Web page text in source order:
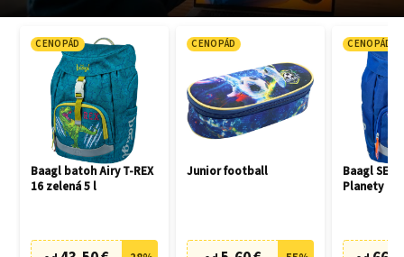
CENOPÁD
Baagl batoh Airy T-REX
16 zelená 5 l
CENOPÁD
Junior football
CENOPÁD
Baagl SET
Planety